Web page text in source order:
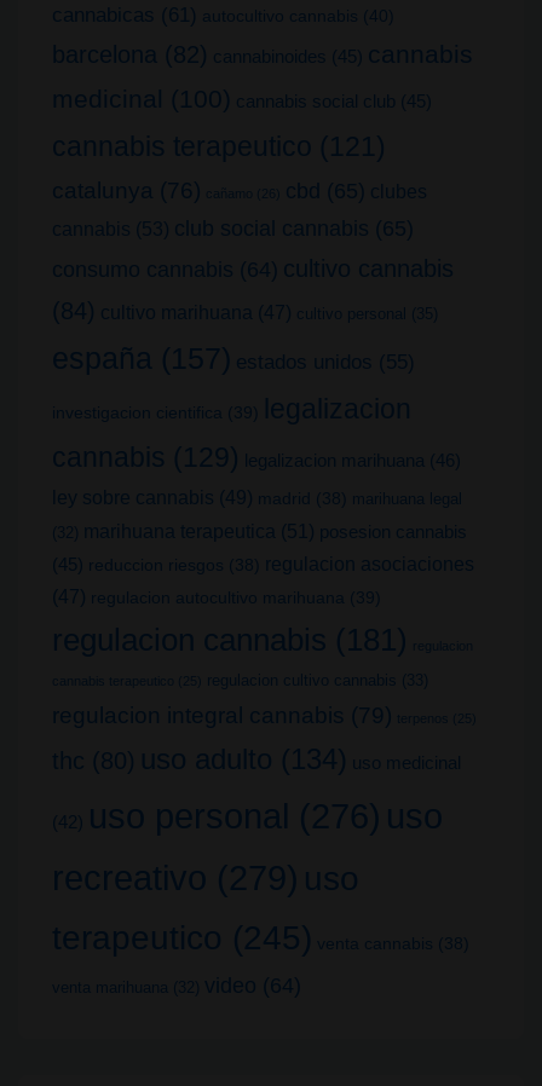
cannabicas (61) autocultivo cannabis (40)
barcelona (82) cannabinoides (45) cannabis
medicinal (100) cannabis social club (45)
cannabis terapeutico (121)
catalunya (76) cañamo (26) cbd (65) clubes
cannabis (53) club social cannabis (65)
consumo cannabis (64) cultivo cannabis
(84) cultivo marihuana (47) cultivo personal (35)
españa (157) estados unidos (55)
investigacion cientifica (39)
legalizacion
cannabis (129) legalizacion marihuana (46)
ley sobre cannabis (49) madrid (38)
marihuana legal
(32)
marihuana terapeutica (51) posesion cannabis
(45) reduccion riesgos (38)
regulacion asociaciones
(47) regulacion autocultivo marihuana (39)
regulacion cannabis (181) regulacion
cannabis terapeutico (25) regulacion cultivo cannabis (33)
regulacion integral cannabis (79) terpenos (25)
thc (80) uso adulto (134) uso medicinal
(42) uso personal (276) uso
recreativo (279) uso
terapeutico (245) venta cannabis (38)
venta marihuana (32) video (64)